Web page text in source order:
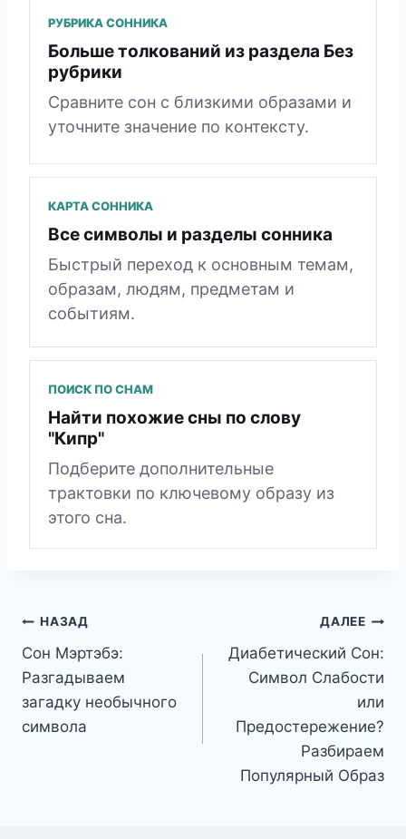
РУБРИКА СОННИКА
Больше толкований из раздела Без
рубрики
Сравните сон с близкими образами и
уточните значение по контексту.
КАРТА СОННИКА
Все символы и разделы сонника
Быстрый переход к основным темам,
образам, людям, предметам и
событиям.
ПОИСК ПО СНАМ
Найти похожие сны по слову
"Кипр"
Подберите дополнительные
трактовки по ключевому образу из
этого сна.
Навигация
по
записям
НАЗАД
Сон Мэртэбэ:
Разгадываем
загадку необычного
символа
ДАЛЕЕ
Диабетический Сон:
Символ Слабости
или
Предостережение?
Разбираем
Популярный Образ